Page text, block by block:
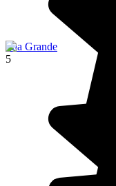
Ilha Grande
5